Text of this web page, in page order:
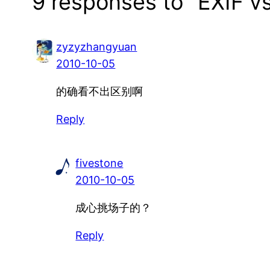
zyzyzhangyuan
2010-10-05
的确看不出区别啊
Reply
fivestone
2010-10-05
成心挑场子的？
Reply